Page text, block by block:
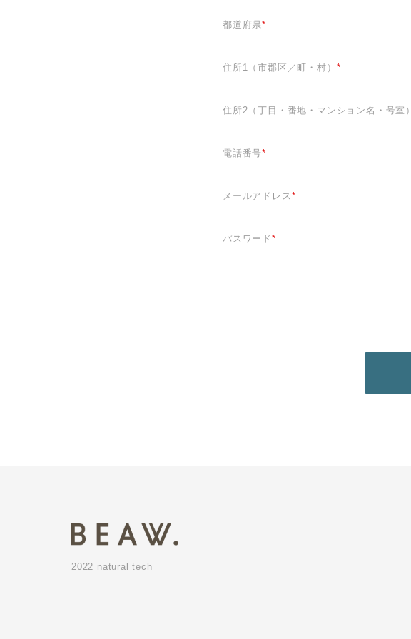
都道府県*
住所1（市郡区／町・村） *
住所2（丁目・番地・マンション名・号室）
電話番号*
メールアドレス *
パスワード *
2022 natural tech